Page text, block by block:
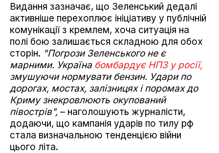
Видання зазначає, що Зеленський дедалі
активніше перехоплює ініціативу у публічній
комунікації з кремлем, хоча ситуація на
полі бою залишається складною для обох
сторін. "Погрози Зеленського не є
марними. Україна бомбардує НПЗ у росії,
змушуючи нормувати бензин. Удари по
дорогах, мостах, залізницях і поромах до
Криму знекровлюють окупований
півострів", – наголошують журналісти,
додаючи, що кампанія ударів по тилу рф
стала визначальною тенденцією війни
цього літа.